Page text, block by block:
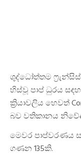
ශුද්ධෝත්තම
හිස්වූ පාප් ධුරය
ක්‍රියාවලිය හෙවත්
බව වතිකානය
මෙවර පාප්වරණය
ගණන 135කි.